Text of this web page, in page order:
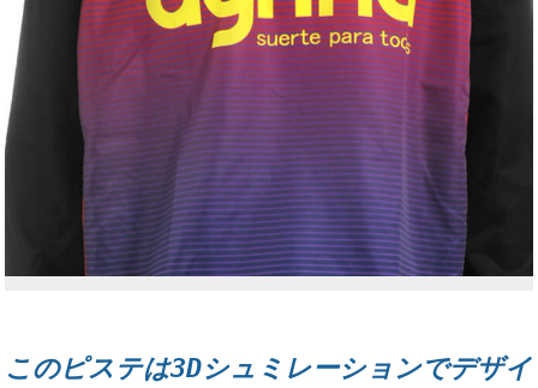
このピステは3Dシュミレーションでデザイ